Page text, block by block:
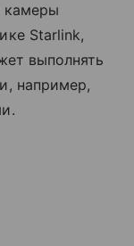
камеры
Starlink,
выполнять
например,